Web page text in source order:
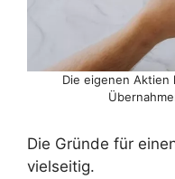
Die eigenen Aktien
Die Gründe für
vielseitig.